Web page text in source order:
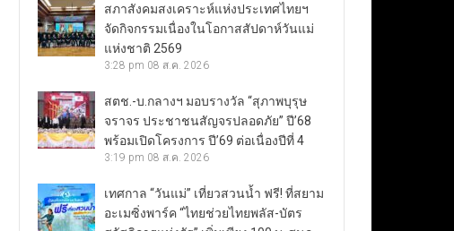
สภาสังคมสงเคราะห์แห่งประเทศไทยฯ
จัดกิจกรรมเนื่องในโอกาสสัปดาห์วันแม่
แห่งชาติ 2569
3:28 pm 08 ส.ค. 2026
สตช.-บ.กลางฯ มอบรางวัล “สุภาพบุรุษ
จราจร ประชาชนสัญจรปลอดภัย” ปี’68
พร้อมเปิดโครงการ ปี’69 ต่อเนื่องปีที่ 4
3:19 pm 08 ส.ค. 2026
เทศกาล “วันแม่” เที่ยวสวนน้ำ ฟรี! ที่สยาม
อะเมซิ่งพาร์ค “ไทยช่วยไทยพลัส-บัตร